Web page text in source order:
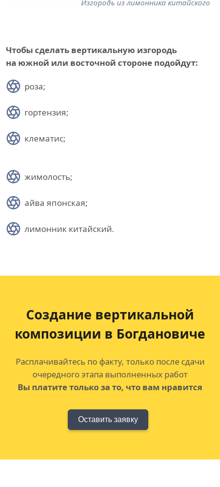
Изгородь из лимонника китайского
Чтобы сделать вертикальную изгородь
на южной или восточной стороне подойдут:
роза;
гортензия;
клематис;
жимолость;
айва японская;
лимонник китайский.
Создание вертикальной
композиции в Богдановиче
Расплачивайтесь по факту, только после сдачи
очередного этапа выполненных работ
Вы платите только за то, что вам нравится
Оставить заявку